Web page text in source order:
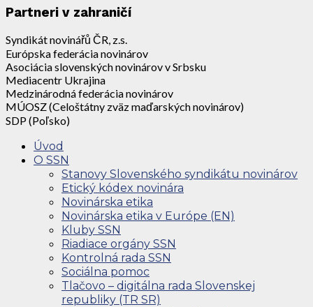
Partneri v zahraničí
Syndikát novinářů ČR, z.s.
Európska federácia novinárov
Asociácia slovenských novinárov v Srbsku
Mediacentr Ukrajina
Medzinárodná federácia novinárov
MÚOSZ (Celoštátny zväz maďarských novinárov)
SDP (Poľsko)
Úvod
O SSN
Stanovy Slovenského syndikátu novinárov
Etický kódex novinára
Novinárska etika
Novinárska etika v Európe (EN)
Kluby SSN
Riadiace orgány SSN
Kontrolná rada SSN
Sociálna pomoc
Tlačovo – digitálna rada Slovenskej
republiky (TR SR)